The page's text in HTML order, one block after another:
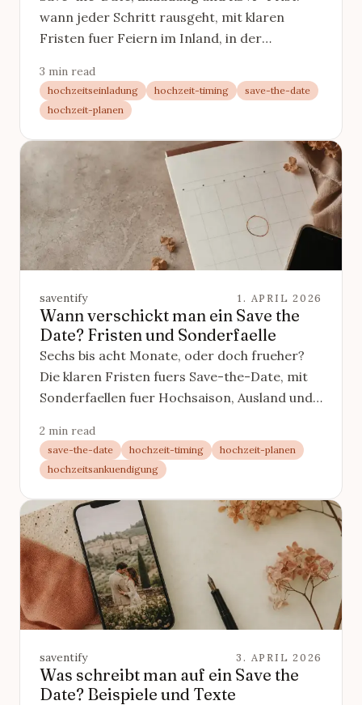
wann jeder Schritt rausgeht, mit klaren
Fristen fuer Feiern im Inland, in der
3 min read
hochzeitseinladung hochzeit-timing
save-the-date
hochzeit-planen
saventify 1. APRIL 2026
Wann verschickt man ein Save the
Date? Fristen und Sonderfaelle
Sechs bis acht Monate, oder doch frueher?
Die klaren Fristen fuers Save-the-Date, mit
Sonderfaellen fuer Hochsaison, Ausland und
2 min read
save-the-date hochzeit-timing
hochzeit-planen
hochzeitsankuendigung
saventify 3. APRIL 2026
Was schreibt man auf ein Save the
Date? Beispiele und Texte